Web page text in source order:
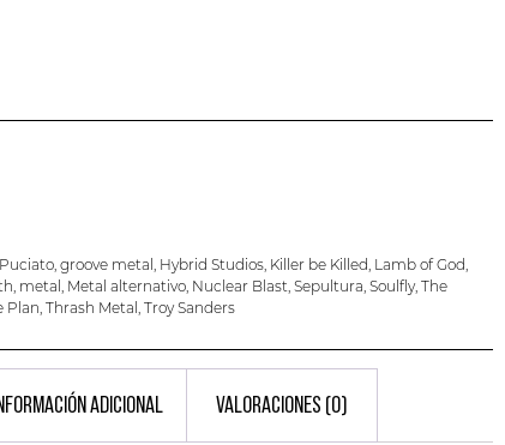
, groove metal , Hybrid Studios, Killer be Killed, Lamb of God,
, metal , Metal alternativo, Nuclear Blast, Sepultura, Soulfly, The
Plan, Thrash Metal , Troy Sanders
ADICIONAL VALORACIONES (0)